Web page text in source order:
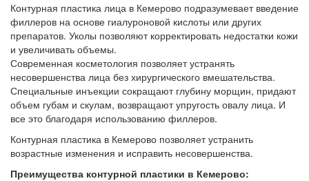
Контурная пластика лица в Кемерово подразумевает введение
филлеров на основе гиалуроновой кислоты или других
препаратов. Уколы позволяют корректировать недостатки кожи
и увеличивать объемы.
Современная косметология позволяет устранять
несовершенства лица без хирургического вмешательства.
Специальные инъекции сокращают глубину морщин, придают
объем губам и скулам, возвращают упругость овалу лица. И
все это благодаря использованию филлеров.
Контурная пластика в Кемерово позволяет устранить
возрастные изменения и исправить несовершенства.
Преимущества контурной пластики в Кемерово: